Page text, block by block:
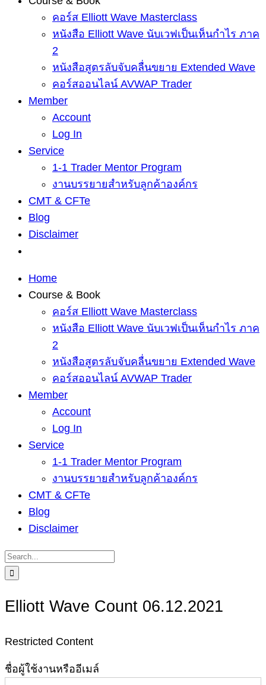
คอร์ส Elliott Wave Masterclass
หนังสือ Elliott Wave นับเวฟเป็นเห็นกำไร ภาค
2
หนังสือสูตรลับจับคลื่นขยาย Extended Wave
คอร์สออนไลน์ AVWAP Trader
Member
Account
Log In
Service
1-1 Trader Mentor Program
งานบรรยายสำหรับลูกค้าองค์กร
CMT & CFTe
Blog
Disclaimer
Home
Course & Book
คอร์ส Elliott Wave Masterclass
หนังสือ Elliott Wave นับเวฟเป็นเห็นกำไร ภาค
2
หนังสือสูตรลับจับคลื่นขยาย Extended Wave
คอร์สออนไลน์ AVWAP Trader
Member
Account
Log In
Service
1-1 Trader Mentor Program
งานบรรยายสำหรับลูกค้าองค์กร
CMT & CFTe
Blog
Disclaimer
Search
for:
Elliott Wave Count 06.12.2021
Restricted Content
ชื่อผู้ใช้งานหรืออีเมล์